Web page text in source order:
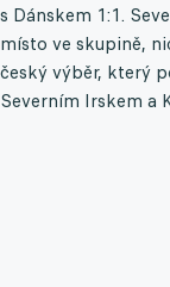
s Dánskem 1:1.
místo ve skupině,
český výběr, který
Severním Irskem a